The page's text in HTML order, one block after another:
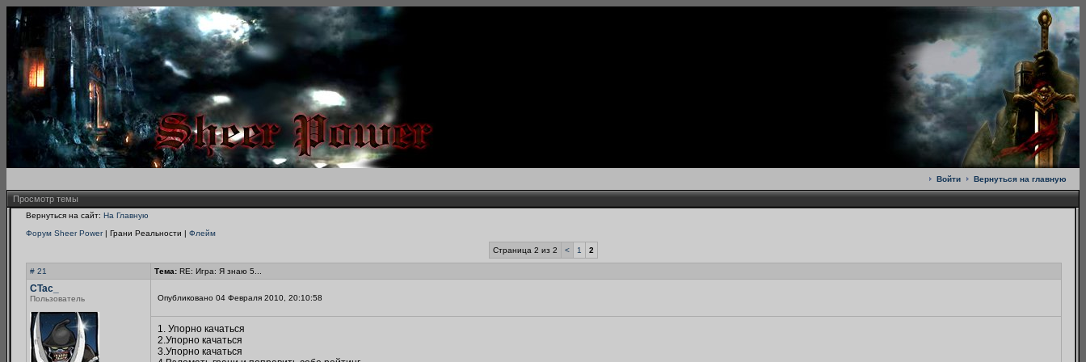
Войти Вернуться на главную
Просмотр темы
Вернуться на сайт: На Главную
Форум Sheer Power| Грани Реальности | Флейм
Страница 2 из 2
< 1 2
# 21 Тема: RE: Игра: Я знаю 5...
CTac_
Пользователь Опубликовано 04 Февраля 2010, 20:10:58
1. Упорно качаться
2.Упорно качаться
3.Упорно качаться